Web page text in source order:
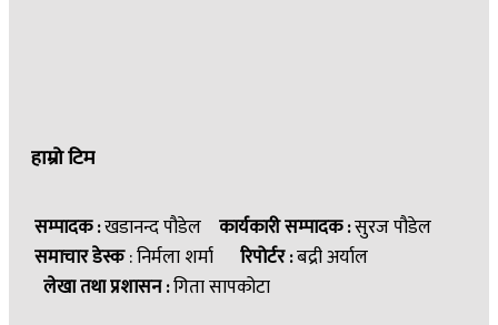
हाम्रो टिम
सम्पादक :खडानन्द पौडेल कार्यकारी सम्पादक :सुरज पौडेल
समाचार डेस्क: निर्मला शर्मा रिपोर्टर :बद्री अर्याल
लेखा तथा प्रशासन :गिता सापकोटा